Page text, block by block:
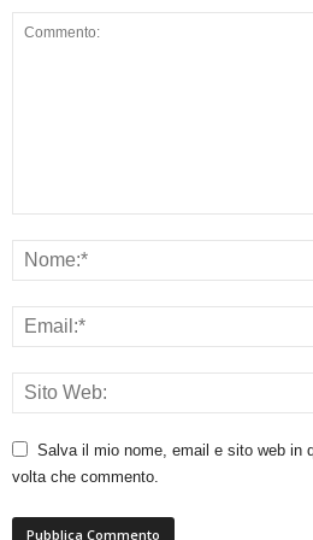
Salva il mio nome, email e sito web in
volta che commento.